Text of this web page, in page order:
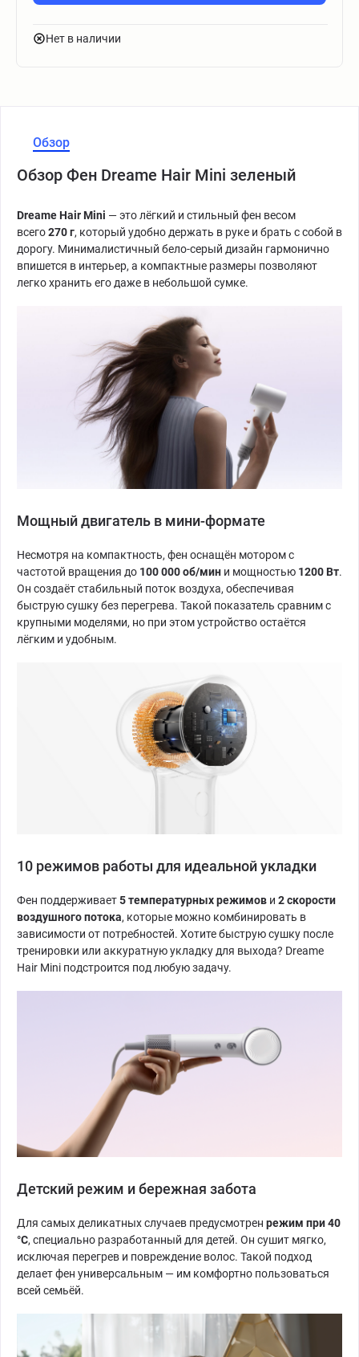
Нет в наличии
Обзор
Обзор Фен Dreame Hair Mini зеленый
Dreame Hair Mini — это лёгкий и стильный фен весом
всего270 г, который удобно держать в руке и брать с собой в
дорогу. Минималистичный бело-серый дизайн гармонично
впишется в интерьер, а компактные размеры позволяют
легко хранить его даже в небольшой сумке.
Мощный двигатель в мини-формате
Несмотря на компактность, фен оснащён мотором с
частотой вращения до 100 000 об/мин и мощностью 1200 Вт.
Он создаёт стабильный поток воздуха, обеспечивая
быструю сушку без перегрева. Такой показатель сравним с
крупными моделями, но при этом устройство остаётся
лёгким и удобным.
10 режимов работы для идеальной укладки
Фен поддерживает5 температурных режимов и 2 скорости
воздушного потока, которые можно комбинировать в
зависимости от потребностей. Хотите быструю сушку после
тренировки или аккуратную укладку для выхода? Dreame
Hair Mini подстроится под любую задачу.
Детский режим и бережная забота
Для самых деликатных случаев предусмотрен режим при 40
°C, специально разработанный для детей. Он сушит мягко,
исключая перегрев и повреждение волос. Такой подход
делает фен универсальным — им комфортно пользоваться
всей семьёй.